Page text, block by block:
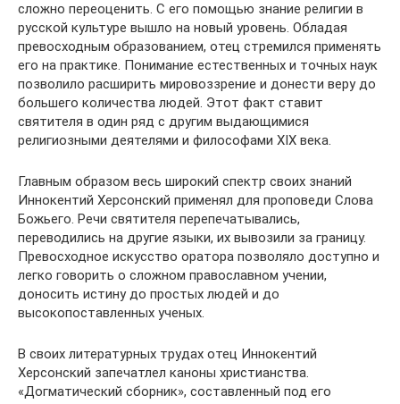
сложно переоценить. С его помощью знание религии в
русской культуре вышло на новый уровень. Обладая
превосходным образованием, отец стремился применять
его на практике. Понимание естественных и точных наук
позволило расширить мировоззрение и донести веру до
большего количества людей. Этот факт ставит
святителя в один ряд с другим выдающимися
религиозными деятелями и философами XIX века.
Главным образом весь широкий спектр своих знаний
Иннокентий Херсонский применял для проповеди Слова
Божьего. Речи святителя перепечатывались,
переводились на другие языки, их вывозили за границу.
Превосходное искусство оратора позволяло доступно и
легко говорить о сложном православном учении,
доносить истину до простых людей и до
высокопоставленных ученых.
В своих литературных трудах отец Иннокентий
Херсонский запечатлел каноны христианства.
«Догматический сборник», составленный под его